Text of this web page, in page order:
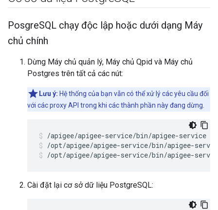
PosgreSQL chạy độc lập hoặc dưới dạng Máy
chủ chính
Dừng Máy chủ quản lý, Máy chủ Qpid và Máy chủ
Postgres trên tất cả các nút:
Lưu ý: Hệ thống của bạn vẫn có thể xử lý các yêu cầu đối
với các proxy API trong khi các thành phần này đang dừng.
/opt/apigee/apigee-service/bin/apigee-
/opt/apigee/apigee-service/bin/apigee-
Cài đặt lại cơ sở dữ liệu PostgreSQL: